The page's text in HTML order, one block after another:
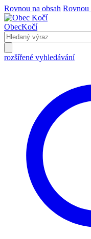
Rovnou na obsah Rovnou
ObecKočí
rozšířené vyhledávání